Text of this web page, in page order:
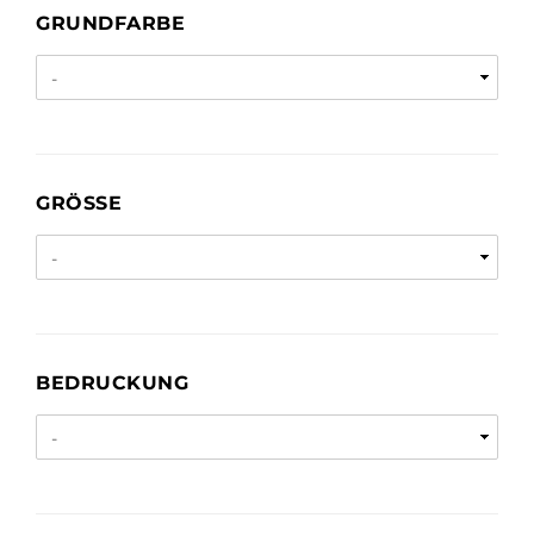
GRUNDFARBE
GRUNDFARBE
GRÖSSE
GRÖSSE
BEDRUCKUNG
BEDRUCKUNG